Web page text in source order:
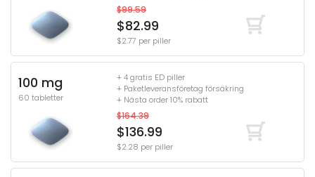
$99.59
$82.99
$2.77 per piller
100 mg
60 tabletter
+ 4 gratis ED piller
+ Paketleveransföretag försäkring
+ Nästa order 10% rabatt
$164.39
$136.99
$2.28 per piller